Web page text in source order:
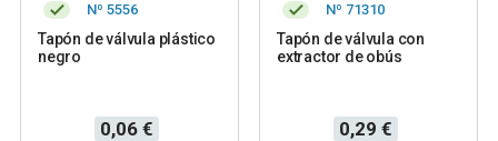
Nº 5556
Tapón de válvula plástico
negro
Precio
0,06 €
Nº 71310
Tapón de válvula con
extractor de obús
Precio
0,29 €